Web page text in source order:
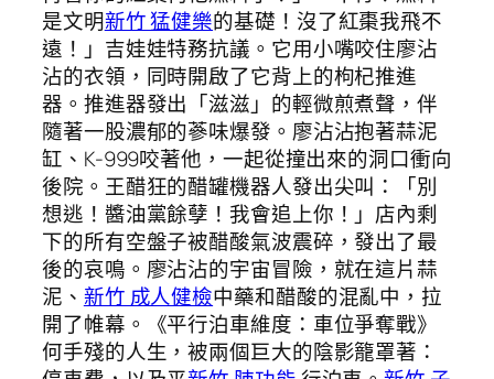
是文明新竹 猛健樂的基礎！沒了紅棗我飛不
遠！」吉娃娃特務抗議。它用小嘴咬住廖沾
沾的衣領，同時開啟了它背上的枸杞推進
器。推進器發出「滋滋」的輕微煎煮聲，伴
隨著一股濃郁的蔘味爆發。廖沾沾抱著蒜泥
缸、K-999咬著他，一起從撞出來的洞口衝向
後院。王醋狂的醋罐機器人發出尖叫：「別
想逃！醬油黨餘孽！我會追上你！」店內剩
下的所有空盤子被醋酸氣波震碎，發出了最
後的哀鳴。廖沾沾的宇宙冒險，就在這片蒜
泥、 新竹 成人健檢中藥和醋酸的混亂中，拉
開了帷幕。《平行泊車維度：車位爭奪戰》
何手殘的人生，被兩個巨大的陰影籠罩著：